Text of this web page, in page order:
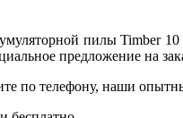
пилы Timber
предложение на
по телефону, наши